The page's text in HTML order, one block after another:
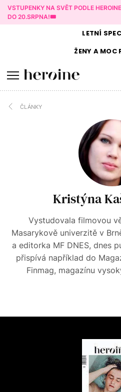
VSTUPENKY NA SVĚT PODLE
DO 20.SRPNA!🎟️
LETNÍ
ŽENY AMOC
ČLÁNKY
Kristýna
Vystudovala filmovou
Masarykově univerzitě v
a editorka MF DNES, dnes
přispívá například do
Finmag, magazínu